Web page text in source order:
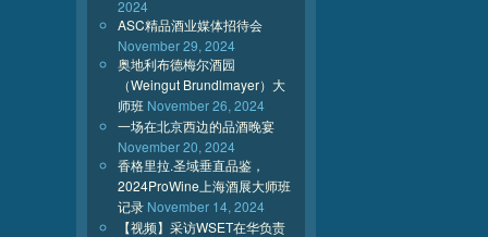
2024
ASC精品酒业媒体招待会
November 29, 2024
奥地利布德梅尔酒园
（Weingut Brundlmayer）大
师班 November 26, 2024
一场在北京西边的品酒晚宴
November 20, 2024
香格里拉.圣域垂直品鉴，
2024ProWine上海酒展大师班
记录 November 14, 2024
【视频】采访WSET在华负责